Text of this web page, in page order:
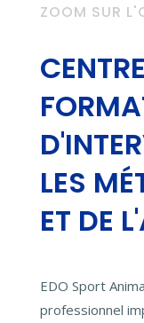
ZOOM SUR
LES
ET DE
EDO Sport
professionnel